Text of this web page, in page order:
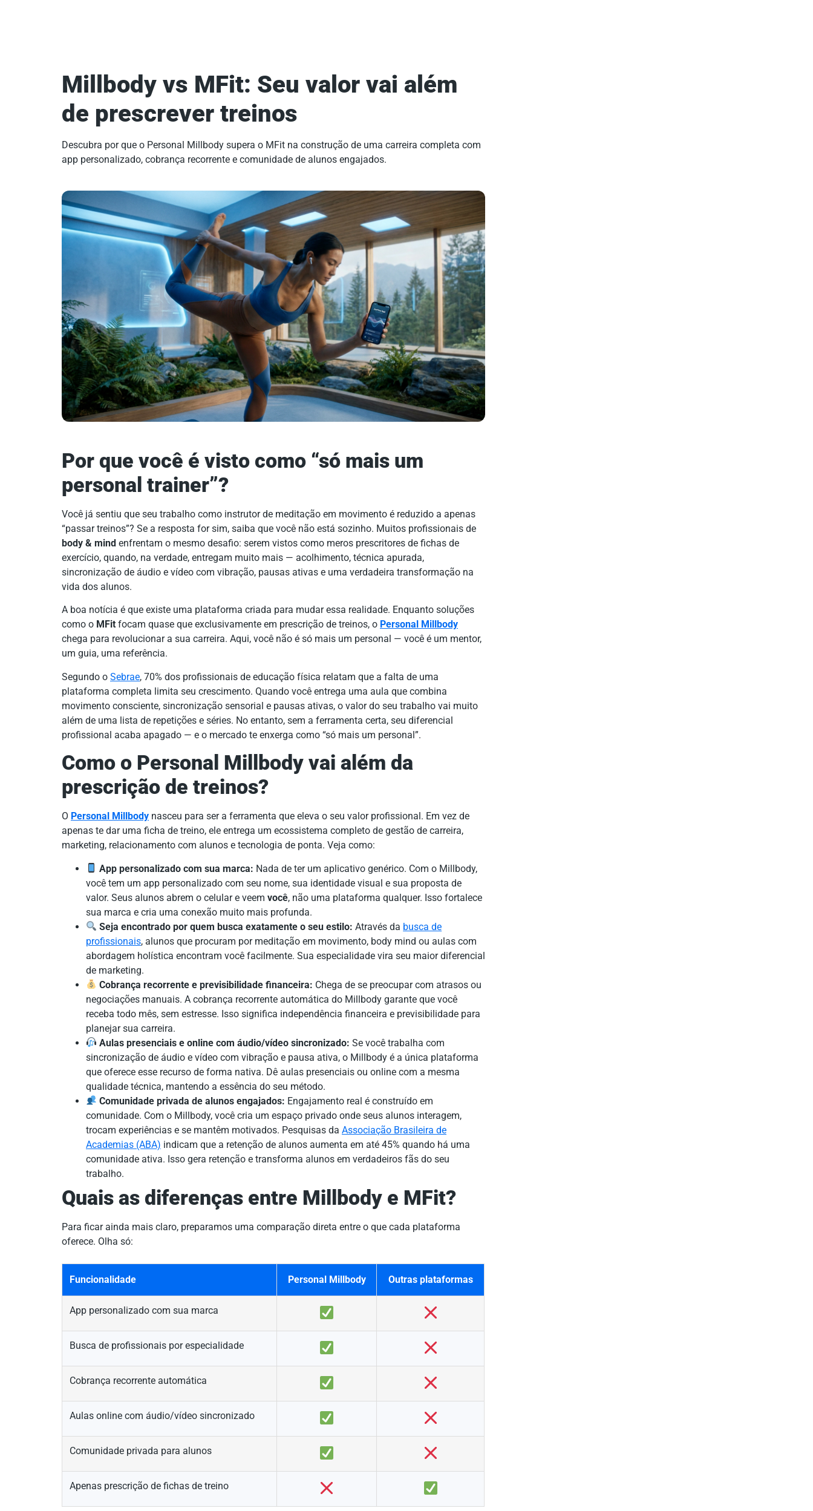
Millbody vs MFit: Seu valor vai além
de prescrever treinos
Descubra por que o Personal Millbody supera o MFit na construção de uma carreira completa com
app personalizado, cobrança recorrente e comunidade de alunos engajados.
Por que você é visto como “só mais um
personal trainer”?
Você já sentiu que seu trabalho como instrutor de meditação em movimento é reduzido a apenas
“passar treinos”? Se a resposta for sim, saiba que você não está sozinho. Muitos profissionais de
body & mind enfrentam o mesmo desafio: serem vistos como meros prescritores de fichas de
exercício, quando, na verdade, entregam muito mais — acolhimento, técnica apurada,
sincronização de áudio e vídeo com vibração, pausas ativas e uma verdadeira transformação na
vida dos alunos.
A boa notícia é que existe uma plataforma criada para mudar essa realidade. Enquanto soluções
como o MFit focam quase que exclusivamente em prescrição de treinos, o Personal Millbody
chega para revolucionar a sua carreira. Aqui, você não é só mais um personal — você é um mentor,
um guia, uma referência.
Segundo o Sebrae, 70% dos profissionais de educação física relatam que a falta de uma
plataforma completa limita seu crescimento. Quando você entrega uma aula que combina
movimento consciente, sincronização sensorial e pausas ativas, o valor do seu trabalho vai muito
além de uma lista de repetições e séries. No entanto, sem a ferramenta certa, seu diferencial
profissional acaba apagado — e o mercado te enxerga como “só mais um personal”.
Como o Personal Millbody vai além da
prescrição de treinos?
O Personal Millbody nasceu para ser a ferramenta que eleva o seu valor profissional. Em vez de
apenas te dar uma ficha de treino, ele entrega um ecossistema completo de gestão de carreira,
marketing, relacionamento com alunos e tecnologia de ponta. Veja como:
App personalizado com sua marca: Nada de ter um aplicativo genérico. Com o Millbody,
você tem um app personalizado com seu nome, sua identidade visual e sua proposta de
valor. Seus alunos abrem o celular e veem você, não uma plataforma qualquer. Isso fortalece
sua marca e cria uma conexão muito mais profunda.
Seja encontrado por quem busca exatamente o seu estilo: Através da busca de
profissionais, alunos que procuram por meditação em movimento, body mind ou aulas com
abordagem holística encontram você facilmente. Sua especialidade vira seu maior diferencial
de marketing.
Cobrança recorrente e previsibilidade financeira: Chega de se preocupar com atrasos ou
negociações manuais. A cobrança recorrente automática do Millbody garante que você
receba todo mês, sem estresse. Isso significa independência financeira e previsibilidade para
planejar sua carreira.
Aulas presenciais e online com áudio/vídeo sincronizado: Se você trabalha com
sincronização de áudio e vídeo com vibração e pausa ativa, o Millbody é a única plataforma
que oferece esse recurso de forma nativa. Dê aulas presenciais ou online com a mesma
qualidade técnica, mantendo a essência do seu método.
Comunidade privada de alunos engajados: Engajamento real é construído em
comunidade. Com o Millbody, você cria um espaço privado onde seus alunos interagem,
trocam experiências e se mantêm motivados. Pesquisas da Associação Brasileira de
Academias (ABA) indicam que a retenção de alunos aumenta em até 45% quando há uma
comunidade ativa. Isso gera retenção e transforma alunos em verdadeiros fãs do seu
trabalho.
Quais as diferenças entre Millbody e MFit?
Para ficar ainda mais claro, preparamos uma comparação direta entre o que cada plataforma
oferece. Olha só:
Funcionalidade Personal Millbody Outras plataformas
App personalizado com sua marca
Busca de profissionais por especialidade
Cobrança recorrente automática
Aulas online com áudio/vídeo sincronizado
Comunidade privada para alunos
Apenas prescrição de fichas de treino